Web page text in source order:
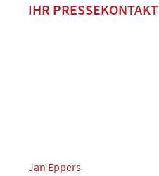
IHR PRESSEKONTAKT
Jan Eppers